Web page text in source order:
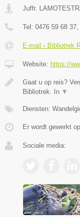
Juffr.
Tel: 0476 59 68 37,
E-mail › Bibliotrek
Website: https://
Gaat u op reis?
Bibliotrek. In ▼
Diensten:
Er wordt gewerkt
Sociale media: